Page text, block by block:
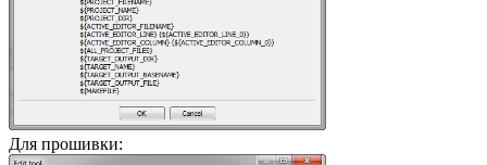
Для прошивки: